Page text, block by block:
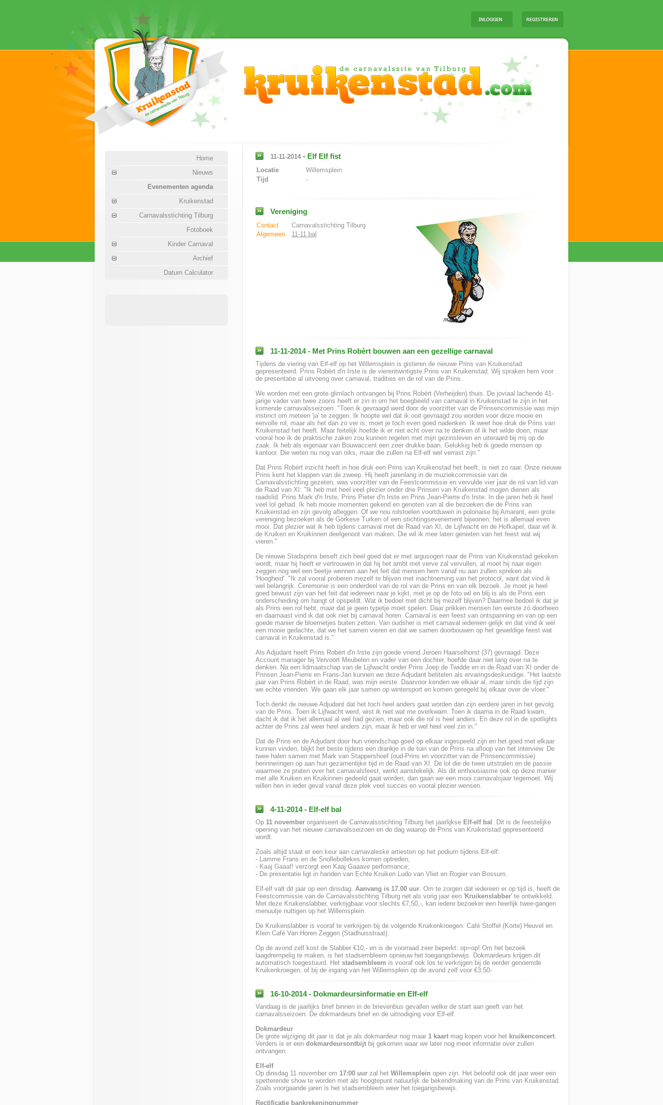
Home
Nieuws
Evenementen agenda
Kruikenstad
Carnavalsstichting Tilburg
Fotoboek
Kinder Carnaval
Archief
Datum Calculator
11-11-2014 - Elf Elf fist
Locatie
Willemsplein
Tijd
-
Vereniging
Contact
Carnavalsstichting Tilburg
Algemeen
11-11 bal
11-11-2014 - Met Prins Robèrt bouwen aan een gezellige carnaval
Tijdens de viering van Elf-elf op het Willemsplein is gisteren de nieuwe Prins van Kruikenstad
gepresenteerd. Prins Robèrt d'n Irste is de vierentwintigste Prins van Kruikenstad. Wij spraken hem voor
de presentatie al uitvoerig over carnaval, tradities en de rol van de Prins.
We worden met een grote glimlach ontvangen bij Prins Robèrt (Verheijden) thuis. De joviaal lachende 41-
jarige vader van twee zoons heeft er zin in om het boegbeeld van carnaval in Kruikenstad te zijn in het
komende carnavalsseizoen. "Toen ik gevraagd werd door de voorzitter van de Prinsencommissie was mijn
instinct om meteen 'ja' te zeggen. Ik hoopte wel dat ik ooit gevraagd zou worden voor deze mooie en
eervolle rol, maar als het dan zo ver is, moet je toch even goed nadenken. Ik weet hoe druk de Prins van
Kruikenstad het heeft. Maar feitelijk hoefde ik er niet echt over na te denken óf ik het wilde doen, maar
vooral hoe ik de praktische zaken zou kunnen regelen met mijn gezinsleven en uiteraard bij mij op de
zaak. Ik heb als eigenaar van Bouwaccent een zeer drukke baan. Gelukkig heb ik goede mensen op
kantoor. Die weten nu nog van niks, maar die zullen na Elf-elf wel verrast zijn."
Dat Prins Robèrt inzicht heeft in hoe druk een Prins van Kruikenstad het heeft, is niet zo raar. Onze nieuwe
Prins kent het klappen van de zweep. Hij heeft jarenlang in de muziekcommissie van de
Carnavalsstichting gezeten, was voorzitter van de Feestcommissie en vervulde vier jaar de rol van lid van
de Raad van XI: "Ik heb met heel veel plezier onder drie Prinsen van Kruikenstad mogen dienen als
raadslid. Prins Mark d'n Irste, Prins Pieter d'n Irste en Prins Jean-Pierre d'n Irste. In die jaren heb ik heel
veel lol gehad. Ik heb mooie momenten gekend en genoten van al die bezoeken die de Prins van
Kruikenstad en zijn gevolg afleggen. Of we nou rolstoelen voortduwen in polonaise bij Amarant, een grote
vereniging bezoeken als de Görkese Turken of een stichtingsevenement bijwonen; het is allemaal even
mooi. Dat plezier wat ik heb tijdens carnaval met de Raad van XI, de Lijfwacht en de Hofkapel, daar wil ik
de Kruiken en Kruikinnen deelgenoot van maken. Die wil ik mee laten genieten van het feest wat wij
vieren."
De nieuwe Stadsprins beseft zich heel goed dat er met argusogen naar de Prins van Kruikenstad gekeken
wordt, maar hij heeft er vertrouwen in dat hij het ambt met verve zal vervullen, al moet hij naar eigen
zeggen nog wel een beetje wennen aan het feit dat mensen hem vanaf nu aan zullen spreken als
'Hoogheid'. "Ik zal vooral proberen mezelf te blijven met inachtneming van het protocol, want dat vind ik
wel belangrijk. Ceremonie is een onderdeel van de rol van de Prins en van elk bezoek. Je moet je heel
goed bewust zijn van het feit dat iedereen naar je kijkt, met je op de foto wil en blij is als de Prins een
onderscheiding om hangt of opspeldt. Wat ik bedoel met dicht bij mezelf blijven? Daarmee bedoel ik dat je
als Prins een rol hebt, maar dat je geen typetje moet spelen. Daar prikken mensen ten eerste zó doorheen
en daarnaast vind ik dat ook niet bij carnaval horen. Carnaval is een feest van ontspanning en van op een
goede manier de bloemetjes buiten zetten. Van oudsher is met carnaval iedereen gelijk en dat vind ik wel
een mooie gedachte, dat we het samen vieren en dat we samen doorbouwen op het geweldige feest wat
carnaval in Kruikenstad is."
Als Adjudant heeft Prins Robèrt d'n Irste zijn goede vriend Jeroen Haarselhorst (37) gevraagd. Deze
Account manager bij Vervoort Meubelen en vader van een dochter, hoefde daar niet lang over na te
denken. Na een lidmaatschap van de Lijfwacht onder Prins Joep de Twidde en in de Raad van XI onder de
Prinsen Jean-Pierre en Frans-Jan kunnen we deze Adjudant betitelen als ervaringsdeskundige. "Het laatste
jaar van Prins Robèrt in de Raad, was mijn eerste. Daarvoor kenden we elkaar al, maar sinds die tijd zijn
we echte vrienden. We gaan elk jaar samen op wintersport en komen geregeld bij elkaar over de vloer."
Toch denkt de nieuwe Adjudant dat het toch heel anders gaat worden dan zijn eerdere jaren in het gevolg
van de Prins. Toen ik Lijfwacht werd, wist ik niet wat me overkwam. Toen ik daarna in de Raad kwam,
dacht ik dat ik het allemaal al wel had gezien, maar ook die rol is heel anders. En deze rol in de spotlights
achter de Prins zal weer heel anders zijn, maar ik heb er wel heel veel zin in."
Dat de Prins en de Adjudant door hun vriendschap goed op elkaar ingespeeld zijn en het goed met elkaar
kunnen vinden, blijkt het beste tijdens een drankje in de tuin van de Prins na afloop van het interview. De
twee halen samen met Mark van Stappershoef (oud-Prins en voorzitter van de Prinsencommissie)
herinneringen op aan hun gezamenlijke tijd in de Raad van XI. De lol die de twee uitstralen en de passie
waarmee ze praten over het carnavalsfeest, werkt aanstekelijk. Als dit enthousiasme ook op deze manier
met alle Kruiken en Kruikinnen gedeeld gaat worden, dan gaan we een mooi carnavalsjaar tegemoet. Wij
willen hen in ieder geval vanaf deze plek veel succes en vooral plezier wensen.
4-11-2014 - Elf-elf bal
Op 11 november organiseert de Carnavalsstichting Tilburg het jaarlijkse Elf-elf bal . Dit is de feestelijke
opening van het nieuwe carnavalsseizoen en de dag waarop de Prins van Kruikenstad gepresenteerd
wordt.
Zoals altijd staat er een keur aan carnavaleske artiesten op het podium tijdens Elf-elf:
- Lamme Frans en de Snollebollekes komen optreden;
- Kaaj Gaaaf! verzorgt een Kaaj Gaaave performance;
- De presentatie ligt in handen van Echte Kruiken Ludo van Vliet en Rogier van Bossum.
Elf-elf valt dit jaar op een dinsdag. Aanvang is 17.00 uur. Om te zorgen dat iedereen er op tijd is, heeft de
Feestcommissie van de Carnavalsstichting Tilburg net als vorig jaar een 'Kruikenslabber' te ontwikkeld.
Met deze Kruikenslabber, verkrijgbaar voor slechts €7,50,-, kan iedere bezoeker een heerlijk twee-gangen
menuutje nuttigen op het Willemsplein.
De Kruikenslabber is vooraf te verkrijgen bij de volgende Kruikenkroegen: Café Stoffel (Korte) Heuvel en
Klein Café Van Horen Zeggen (Stadhuisstraat).
Op de avond zelf kost de Slabber €10,- en is de voorraad zeer beperkt: op=op! Om het bezoek
laagdrempelig te maken, is het stadsembleem opnieuw het toegangsbewijs. Dokmardeurs krijgen dit
automatisch toegestuurd. Het stadsembleem is vooraf ook los te verkrijgen bij de eerder genoemde
Kruikenkroegen, of bij de ingang van het Willemsplein op de avond zelf voor €3,50-
16-10-2014 - Dokmardeursinformatie en Elf-elf
Vandaag is de jaarlijks brief binnen in de brievenbus gevallen welke de start aan geeft van het
carnavalsseizoen. De dokmardeurs brief en de uitnodiging voor Elf-elf.
Dokmardeur
De grote wijziging dit jaar is dat je als dokmardeur nog maar 1 kaart mag kopen voor het kruikenconcert.
Verders is er een dokmardeursontbijt bij gekomen waar we later nog meer informatie over zullen
ontvangen.
Elf-elf
Op dinsdag 11 november om 17:00 uur zal het Willemsplein open zijn. Het beloofd ook dit jaar weer een
spetterende show te worden met als hoogtepunt natuurlijk de bekendmaking van de Prins van Kruikenstad.
Zoals voorgaande jaren is het stadsembleem weer het toegangsbewijs.
Rectificatie bankrekeningnummer